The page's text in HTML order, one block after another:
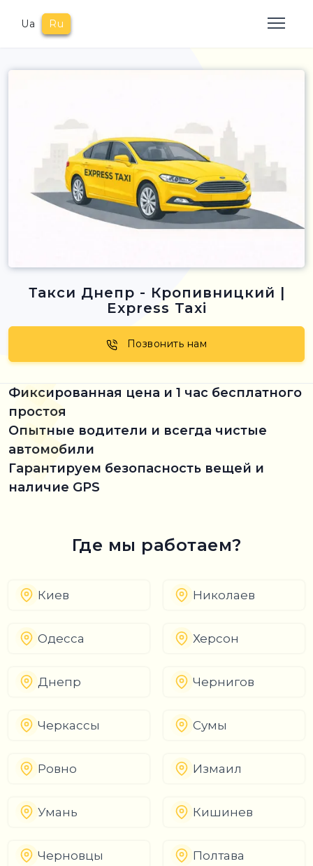
Ua Ru
Такси Днепр - Кропивницкий |
Express Taxi
Позвонить нам
Фиксированная цена и 1 час бесплатного
простоя
Опытные водители и всегда чистые
автомобили
Гарантируем безопасность вещей и
наличие GPS
Где мы работаем?
Киев Николаев
Одесса Херсон
Днепр Чернигов
Черкассы Сумы
Ровно Измаил
Умань Кишинев
Черновцы Полтава